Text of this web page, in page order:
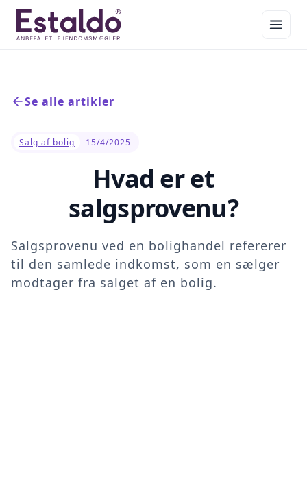
Se alle artikler
Salg af bolig 15/4/2025
Hvad er et
salgsprovenu?
Salgsprovenu ved en bolighandel refererer
til den samlede indkomst, som en sælger
modtager fra salget af en bolig.